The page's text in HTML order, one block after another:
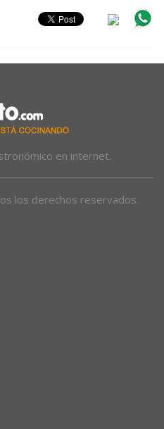
en internet.
los derechos reservados.